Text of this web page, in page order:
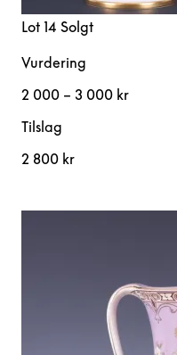
Lot 14 Solgt
Vurdering
2 000 – 3 000 kr
Tilslag
2 800 kr